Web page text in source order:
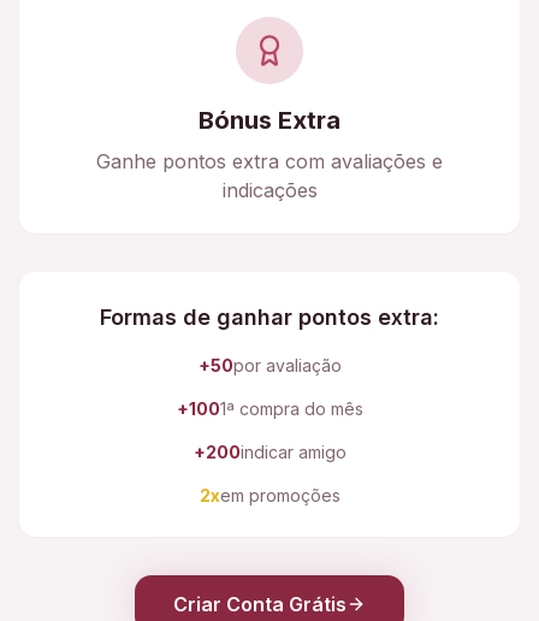
Bónus Extra
Ganhe pontos extra com avaliações e
indicações
Formas de ganhar pontos extra:
+50por avaliação
+1001ª compra do mês
+200indicar amigo
2xem promoções
Criar Conta Grátis